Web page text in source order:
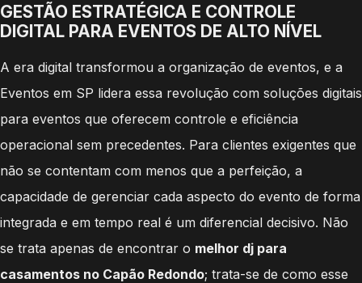
GESTÃO ESTRATÉGICA E CONTROLE
DIGITAL PARA EVENTOS DE ALTO NÍVEL
A era digital transformou a organização de eventos, e a
Eventos em SP lidera essa revolução com soluções digitais
para eventos que oferecem controle e eficiência
operacional sem precedentes. Para clientes exigentes que
não se contentam com menos que a perfeição, a
capacidade de gerenciar cada aspecto do evento de forma
integrada e em tempo real é um diferencial decisivo. Não
se trata apenas de encontrar o melhor dj para
casamentos no Capão Redondo; trata-se de como esse